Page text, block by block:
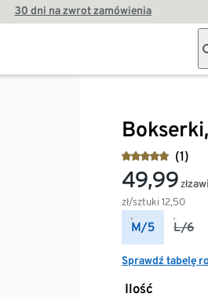
30 dni na zwrot zamówienia
(1)
49,99 zł
zł/sztuki12,50
M/5 L/6
Sprawdź tabelę
Ilość